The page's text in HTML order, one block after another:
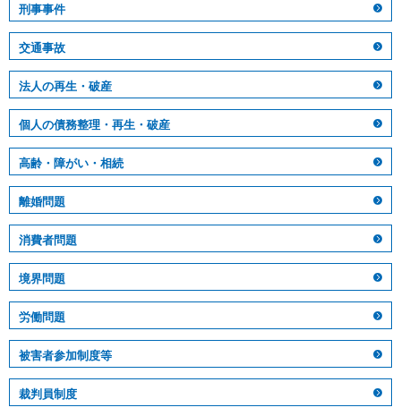
刑事事件
交通事故
法人の再生・破産
個人の債務整理・再生・破産
高齢・障がい・相続
離婚問題
消費者問題
境界問題
労働問題
被害者参加制度等
裁判員制度